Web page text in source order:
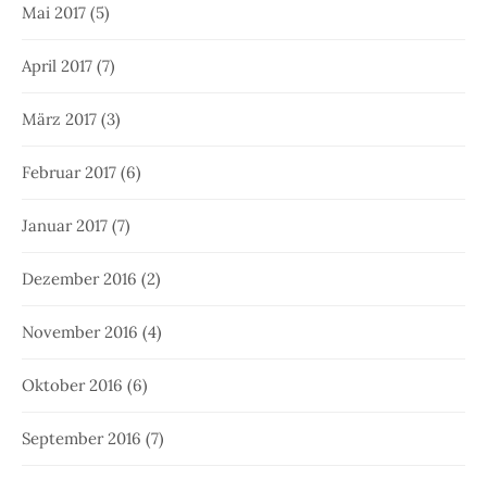
Mai 2017 (5)
April 2017 (7)
März 2017 (3)
Februar 2017 (6)
Januar 2017 (7)
Dezember 2016 (2)
November 2016 (4)
Oktober 2016 (6)
September 2016 (7)